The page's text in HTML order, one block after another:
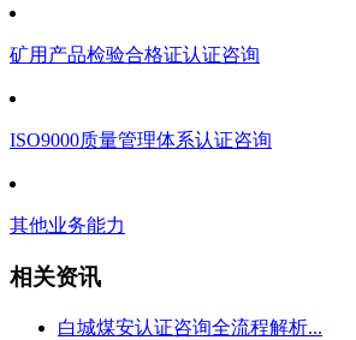
矿用产品检验合格证认证咨询
ISO9000质量管理体系认证咨询
其他业务能力
相关资讯
白城煤安认证咨询全流程解析...